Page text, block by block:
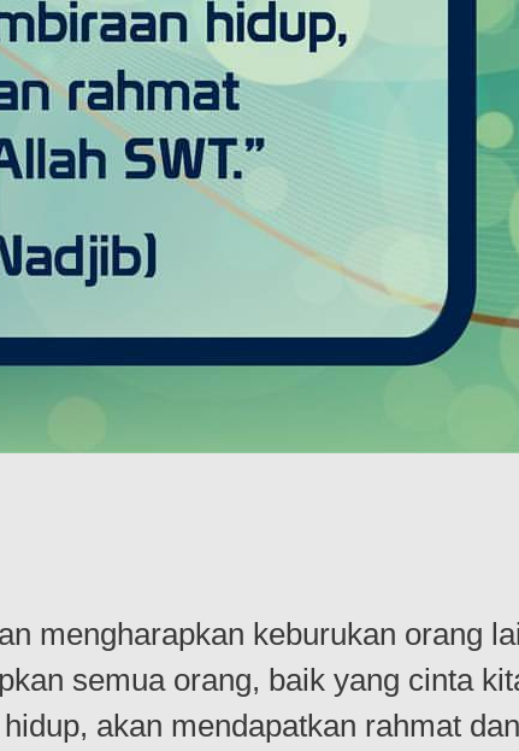
mengharapkan keburukan orang
semua orang, baik yang cinta
akan mendapatkan rahmat